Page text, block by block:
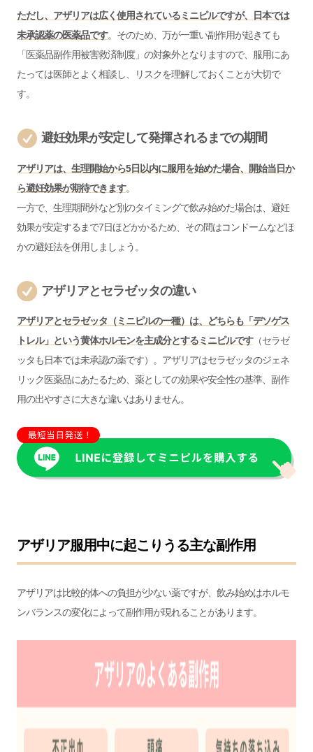
ただし、アザリアは広く使用されているミニピルですが、日本では
未承認薬の医薬品です。そのため、万が一重い副作用が起きても
「 医薬品副作用被害救済制度」の対象外となりますので、服用にあ
たっては医師とよく相談し、リスクを理解しておくことが大切で
す。
避妊効果が安定して発揮されるまでの期間
アザリアは、生理開始から5日以内に服用を始めた場合、開始当日か
ら避妊効果が期待できます。
一方で、生理期間外など別のタイミングで飲み始めた場合は、避妊
効果が安定するまで7日ほどかかるため、その間はコンドームなどほ
かの避妊法を併用しましょう。
アザリアとセラゼッタの違い
アザリアとセラゼッタ（ミニピルの一種）は、どちらも「デソゲス
トレル」という黄体ホルモンを主成分とするミニピルです（セラゼ
ッタも日本では未承認の薬です）。アザリアはセラゼッタのジェネ
リック医薬品にあたるため、薬としての効果や安全性の基準、副作
用の出やすさに大きな違いはありません。
アザリア服用中に起こりうる主な副作用
アザリアは比較的体への負担が少ない薬ですが、飲み始めはホルモ
ンバランスの変化によって副作用が現れることがあります。